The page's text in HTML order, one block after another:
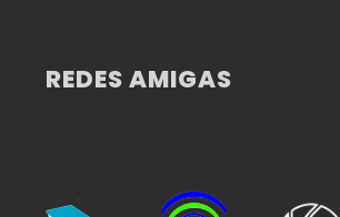
REDES AMIGAS